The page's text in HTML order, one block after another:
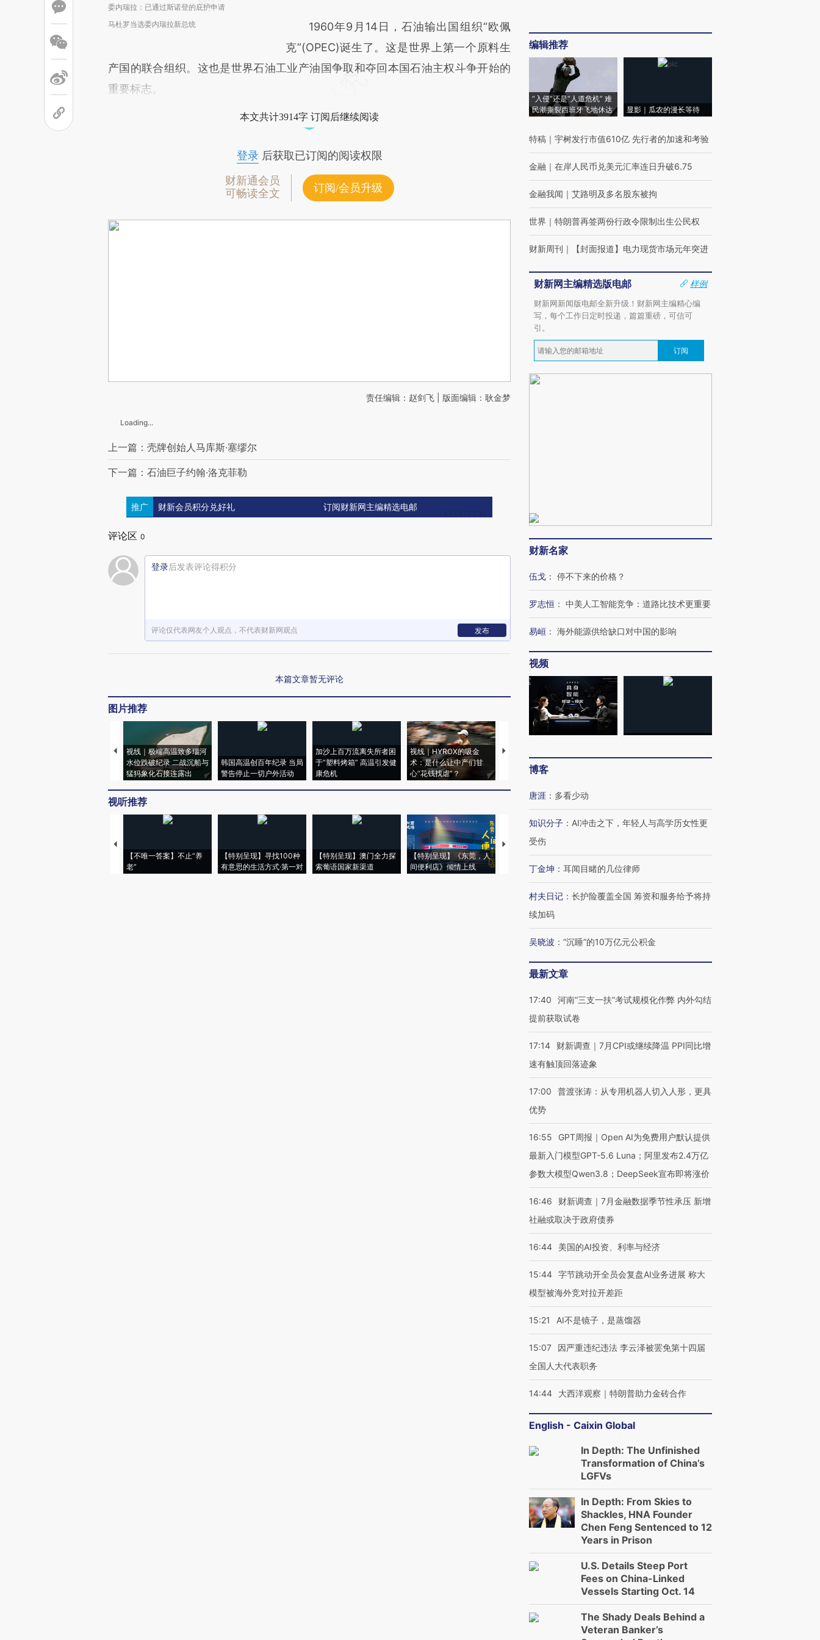
委内瑞拉：已通过斯诺登的庇护申请
马杜罗当选委内瑞拉新总统
1960年9月14日，石油输出国组织“欧佩
克”(OPEC)诞生了。这是世界上第一个原料生
产国的联合组织。这也是世界石油工业产油国争取和夺回本国石油主权斗争开始的
重要标志。
本文共计3914字 订阅后继续阅读
登录后获取已订阅的阅读权限
财新通会员
可畅读全文
订阅/会员升级
责任编辑：赵剑飞 | 版面编辑：耿金梦
Loading...
上一篇：壳牌创始人马库斯·塞缪尔
下一篇：石油巨子约翰·洛克菲勒
推广 财新会员积分兑好礼 订阅财新网主编精选电邮
评论区 0
登录后发表评论得积分
评论仅代表网友个人观点，不代表财新网观点 发布
本篇文章暂无评论
图片推荐
视线｜极端高温致多瑙河
水位跌破纪录 二战沉船与
猛犸象化石接连露出
韩国高温创百年纪录 当局
警告停止一切户外活动
加沙上百万流离失所者困
于“塑料烤箱” 高温引发健
康危机
视线｜HYROX的吸金
术：是什么让中产们甘
心“花钱找虐”？
马航飞行员跨国走私7万
粒摇头丸 尿检体内含3种
视听推荐
【不唯一答案】不止“养
老”
【特别呈现】寻找100种
有意思的生活方式·第一对
【特别呈现】澳门全力探
索葡语国家新渠道
【特别呈现】《东莞，人
间便利店》倾情上线
【推广】走进第四届链博
会，让数智科技“链”接产
【特别呈现】寻找100种
有意思的生活方式·第三对
CFO：不靠规模取胜，华
编辑推荐
“入侵”还是“人道危机” 难
民潮撕裂西班牙飞地休达
显影｜瓜农的漫长等待
特稿 ｜ 宇树发行市值610亿 先行者的加速和考验
金融 ｜ 在岸人民币兑美元汇率连日升破6.75
金融我闻 ｜ 艾路明及多名股东被拘
世界 ｜ 特朗普再签两份行政令限制出生公民权
财新周刊 ｜ 【封面报道】电力现货市场元年突进
财新网主编精选版电邮
样例
财新网新闻版电邮全新升级！财新网主编精心编
写，每个工作日定时投递，篇篇重磅，可信可
引。
订阅
财新名家
伍戈 ： 停不下来的价格？
罗志恒 ： 中美人工智能竞争：道路比技术更重要
易峘 ： 海外能源供给缺口对中国的影响
视频
博客
唐涯 ： 多看少动
知识分子 ： AI冲击之下，年轻人与高学历女性更
受伤
丁金坤 ： 耳闻目睹的几位律师
村夫日记 ： 长护险覆盖全国 筹资和服务给予将持
续加码
吴晓波 ： “沉睡”的10万亿元公积金
最新文章
17:40
河南“三支一扶”考试规模化作弊 内外勾结
提前获取试卷
17:14
财新调查｜7月CPI或继续降温 PPI同比增
速有触顶回落迹象
17:00
普渡张涛：从专用机器人切入人形，更具
优势
16:55
GPT周报｜Open AI为免费用户默认提供
最新入门模型GPT-5.6 Luna；阿里发布2.4万亿
参数大模型Qwen3.8；DeepSeek宣布即将涨价
16:46
财新调查｜7月金融数据季节性承压 新增
社融或取决于政府债券
16:44 美国的AI投资、利率与经济
15:44 字节跳动开全员会复盘AI业务进展 称大
模型被海外竞对拉开差距
15:21 AI不是镜子，是蒸馏器
15:07
因严重违纪违法 李云泽被罢免第十四届
全国人大代表职务
14:44 大西洋观察｜特朗普助力金砖合作
English - Caixin Global
In Depth: The Unfinished
Transformation of China’s
LGFVs
In Depth: From Skies to
Shackles, HNA Founder
Chen Feng Sentenced to 12
Years in Prison
U.S. Details Steep Port
Fees on China-Linked
Vessels Starting Oct. 14
The Shady Deals Behind a
Veteran Banker’s